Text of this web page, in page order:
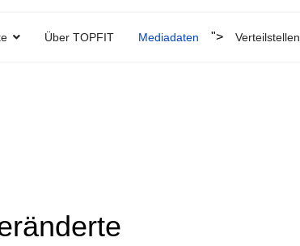
Über TOPFIT Mediadaten "> Verteilstellen